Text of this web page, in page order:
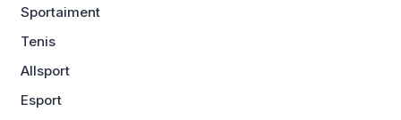
Sportaiment
Tenis
Allsport
Esport